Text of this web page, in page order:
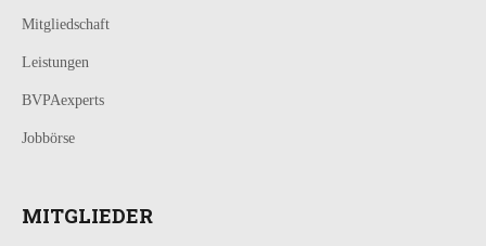
Mitgliedschaft
Leistungen
BVPAexperts
Jobbörse
MITGLIEDER